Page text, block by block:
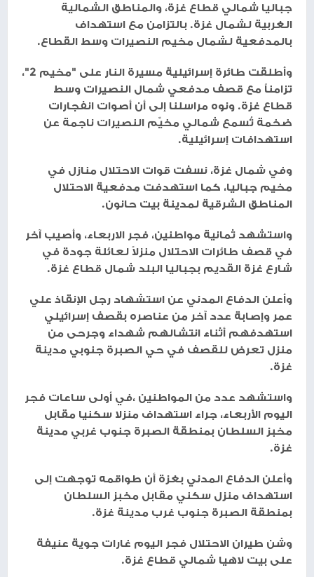
جباليا شمالي قطاع غزة، والمناطق الشمالية
الغربية لشمال غزة. بالتزامن مع استهداف
بالمدفعية لشمال مخيم النصيرات وسط القطاع.
وأطلقت طائرة إسرائيلية مسيرة النار على "مخيم 2"،
تزامناً مع قصف مدفعي شمال النصيرات وسط
قطاع غزة. ونوه مراسلنا إلى أن أصوات انفجارات
ضخمة تُسمع شمالي مخيّم النصيرات ناجمة عن
استهدافات إسرائيلية.
وفي شمال غزة، نسفت قوات الاحتلال منازل في
مخيم جباليا، كما استهدفت مدفعية الاحتلال
المناطق الشرقية لمدينة بيت حانون.
واستشهد ثمانية مواطنين، فجر الاربعاء، وأصيب آخر
في قصف طائرات الاحتلال منزلاً لعائلة جودة في
شارع غزة القديم بجباليا البلد شمال قطاع غزة.
وأعلن الدفاع المدني عن استشهاد رجل الإنقاذ علي
عمر وإصابة عدد آخر من عناصره بقصف إسرائيلي
استهدفهم أثناء انتشالهم شهداء وجرحى من
منزل تعرض للقصف في حي الصبرة جنوبي مدينة
غزة.
واستشهد عدد من المواطنين ،في أولى ساعات فجر
اليوم الأربعاء، جراء استهداف منزلا سكنيا مقابل
مخبز السلطان بمنطقة الصبرة جنوب غربي مدينة
غزة.
وأعلن الدفاع المدني بغزة أن طواقمه توجهت إلى
استهداف منزل سكني مقابل مخبز السلطان
بمنطقة الصبرة جنوب غرب مدينة غزة.
وشن طيران الاحتلال فجر اليوم غارات جوية عنيفة
على بيت لاهيا شمالي قطاع غزة.